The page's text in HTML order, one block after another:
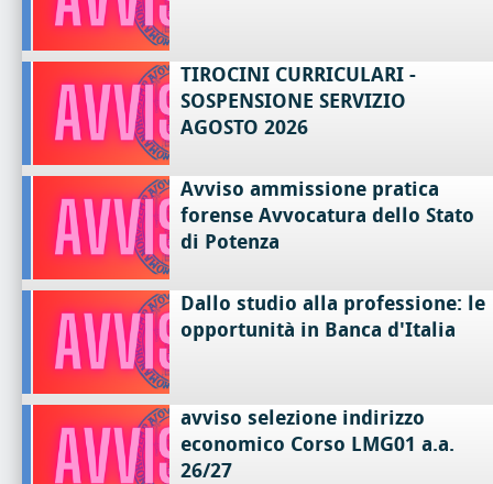
TIROCINI CURRICULARI -
SOSPENSIONE SERVIZIO
AGOSTO 2026
Avviso ammissione pratica
forense Avvocatura dello Stato
di Potenza
Dallo studio alla professione: le
opportunità in Banca d'Italia
avviso selezione indirizzo
economico Corso LMG01 a.a.
26/27